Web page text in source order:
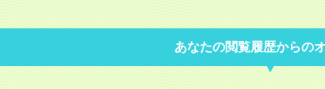
あなたの閲覧履歴からの